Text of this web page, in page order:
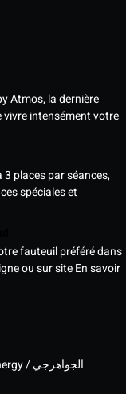
Atmos, la dernière
intensément votre
places par séances,
spéciales et
fauteuil préféré dans
ou sur siteEn savoir
El Gawahergy / الجواهرجي